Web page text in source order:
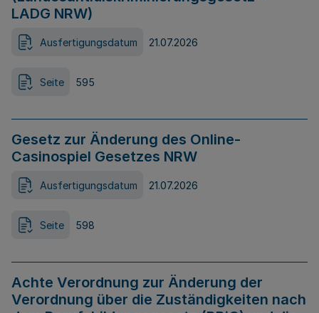
LADG NRW)
Ausfertigungsdatum 21.07.2026
Seite 595
Gesetz zur Änderung des Online-
Casinospiel Gesetzes NRW
Ausfertigungsdatum 21.07.2026
Seite 598
Achte Verordnung zur Änderung der
Verordnung über die Zuständigkeiten nach